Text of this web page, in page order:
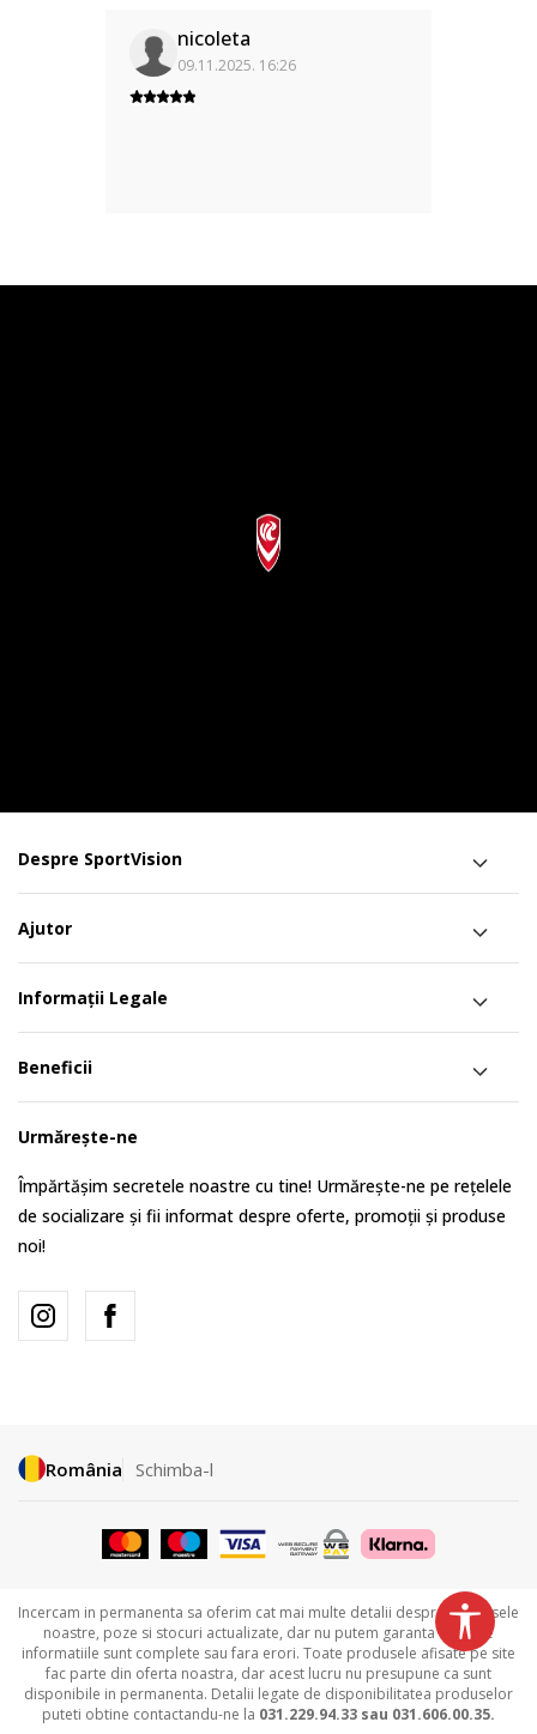
nicoleta
09.11.2025. 16:26
Despre SportVision
Ajutor
Informații Legale
Beneficii
Urmărește-ne
Împărtășim secretele noastre cu tine! Urmărește-ne pe rețelele
de socializare și fii informat despre oferte, promoții și produse
noi!
România Schimba-l
Incercam in permanenta sa oferim cat mai multe detalii despre produsele
noastre, poze si stocuri actualizate, dar nu putem garanta ca toate
informatiile sunt complete sau fara erori. Toate produsele afisate pe site
fac parte din oferta noastra, dar acest lucru nu presupune ca sunt
disponibile in permanenta. Detalii legate de disponibilitatea produselor
puteti obtine contactandu-ne la 031.229.94.33 sau 031.606.00.35.